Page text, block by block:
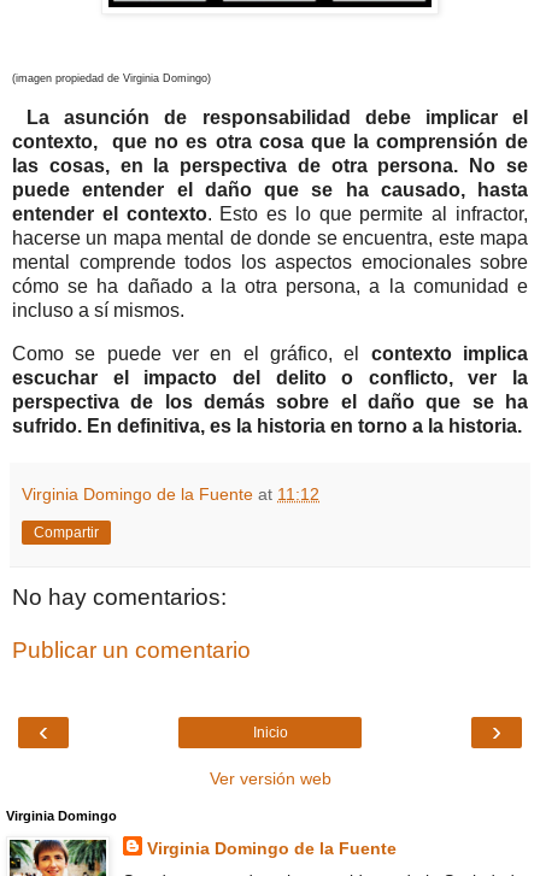
(imagen propiedad de Virginia Domingo)
La asunción de responsabilidad debe implicar el
contexto, que no es otra cosa que la comprensión de
las cosas, en la perspectiva de otra persona. No se
puede entender el daño que se ha causado, hasta
entender el contexto. Esto es lo que permite al infractor,
hacerse un mapa mental de donde se encuentra, este mapa
mental comprende todos los aspectos emocionales sobre
cómo se ha dañado a la otra persona, a la comunidad e
incluso a sí mismos.
Como se puede ver en el gráfico, el contexto implica
escuchar el impacto del delito o conflicto, ver la
perspectiva de los demás sobre el daño que se ha
sufrido. En definitiva, es la historia en torno a la historia.
Virginia Domingo de la Fuente at 11:12
Compartir
No hay comentarios:
Publicar un comentario
‹ ›
Inicio
Ver versión web
Virginia Domingo
Virginia Domingo de la Fuente